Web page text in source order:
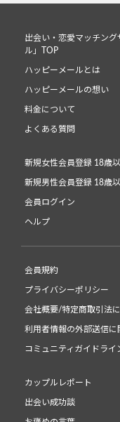
出会い・恋愛マッチン
ル」TOP
ハッピーメールとは
ハッピーメールの想い
料金について
よくある質問
新規女性会員登録 18歳
新規男性会員登録 18歳
会員ログイン
ヘルプ
会員規約
プライバシーポリシー
会社概要/特定商取引法
利用者情報の外部送信に
コミュニティガイドライ
カップルレポート
出会い成功談